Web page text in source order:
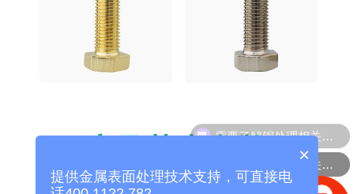
需要了解铜处理相关的产品
×
提供金属表面处理技术支持，可直接电